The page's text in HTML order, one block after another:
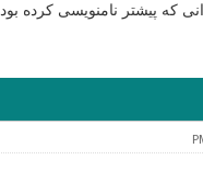
که پیشتر نامنویسی کرده